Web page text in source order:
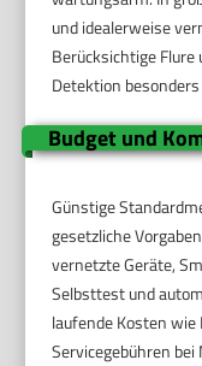
und idealerweise
Berücksichtige
Detektion
Budget und
Günstige
gesetzliche
vernetzte Geräte,
Selbsttest und
laufende Kosten
Servicegebühren